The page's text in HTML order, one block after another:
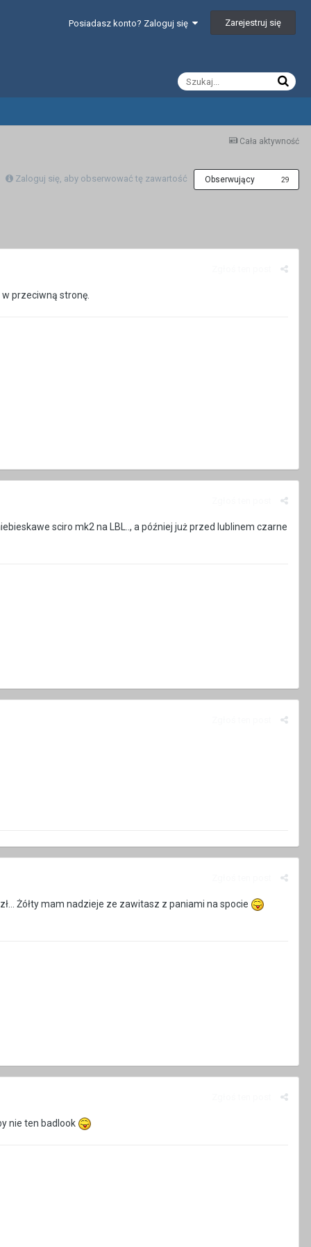
Posiadasz konto? Zaloguj się Zarejestruj się
Cała aktywność
Zaloguj się, aby obserwować tę zawartość Obserwujący 29
przeciwną stronę.
sciro mk2 na LBL.., a później już przed lublinem czarne
Żółty mam nadzieje ze zawitasz z paniami na spocie
nie ten badlook